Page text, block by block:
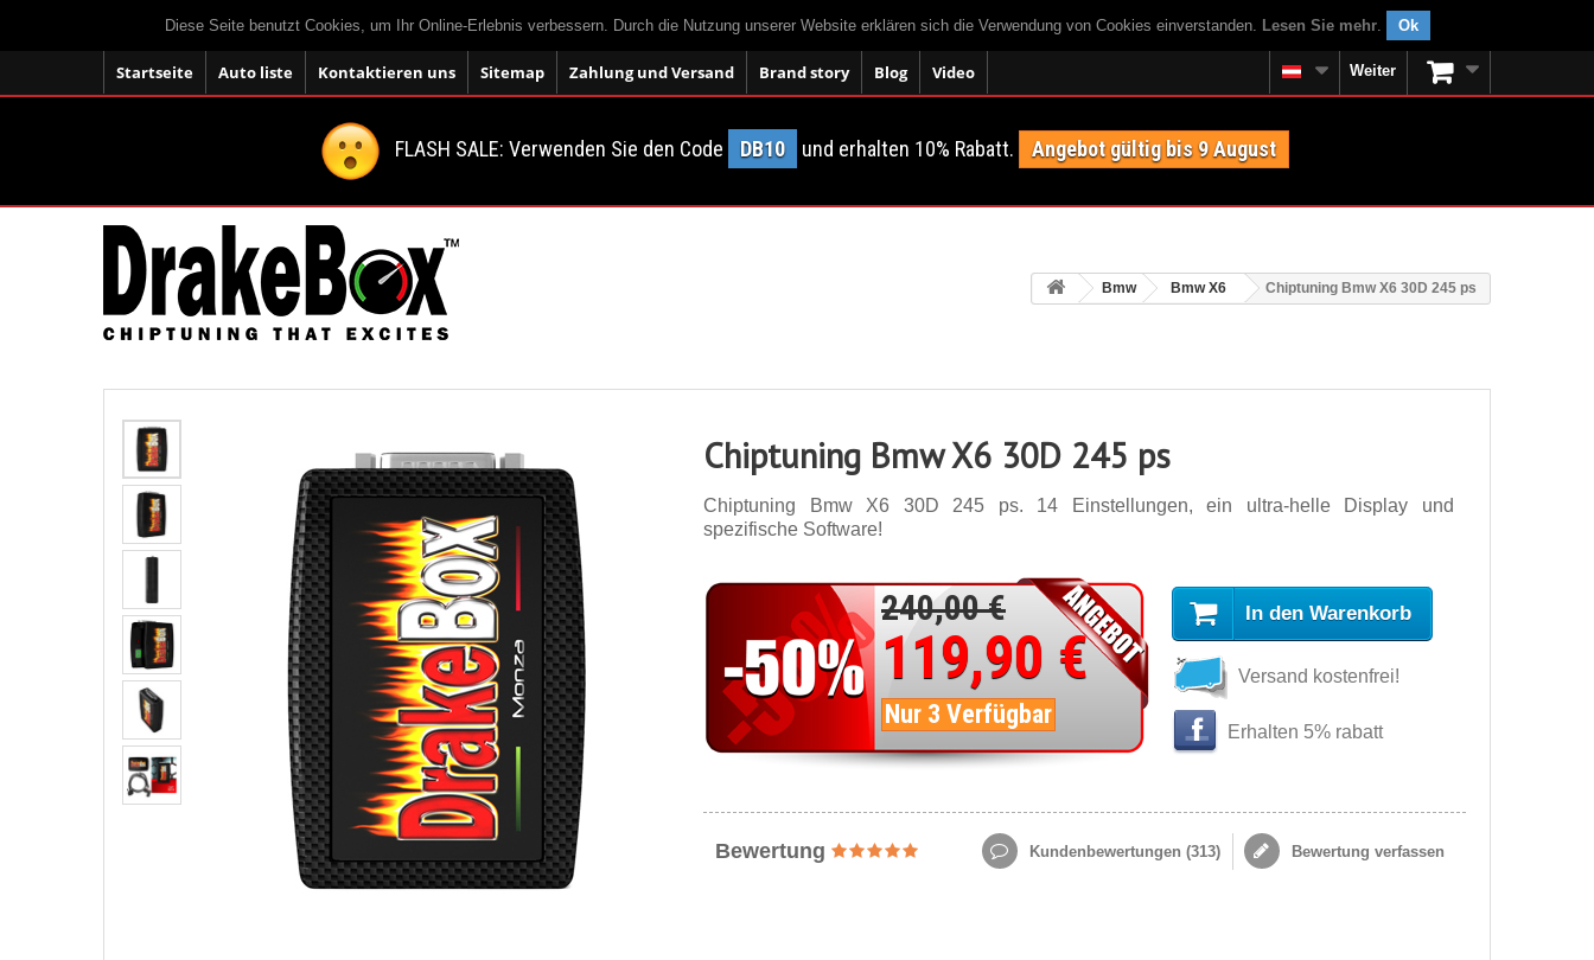
Diese Seite benutzt Cookies, um Ihr Online-Erlebnis verbessern. Durch die Nutzung unserer Website erklären sich die Verwendung von Cookies einverstanden. Lesen Sie mehr. Ok
Startseite Auto liste Kontaktieren uns Sitemap Zahlung und Versand Brand story Blog Video Weiter
FLASH SALE: Verwenden Sie den Code DB10 und erhalten 10% Rabatt. Angebot gültig bis 9 August
Bmw Bmw X6 Chiptuning Bmw X6 30D 245 ps
Chiptuning Bmw X6 30D 245 ps
Chiptuning Bmw X6 30D 245 ps. 14 Einstellungen, ein ultra-helle Display und
spezifische Software!
240,00 €
119,90 €
Nur 3 Verfügbar
In den Warenkorb
Versand kostenfrei!
Erhalten 5% rabatt
Bewertung Kundenbewertungen (313) Bewertung verfassen